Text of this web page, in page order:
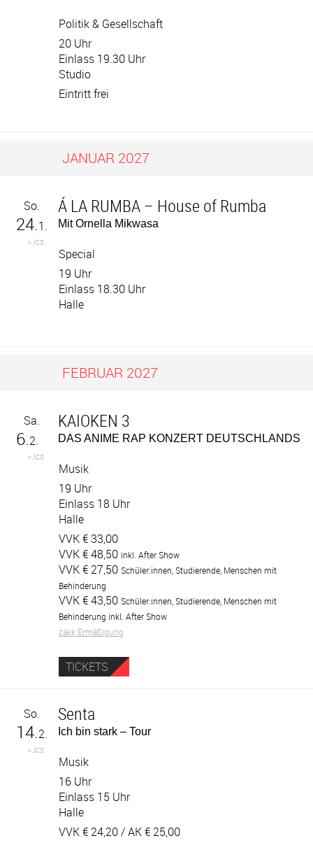
Politik & Gesellschaft
20 Uhr
Einlass 19.30 Uhr
Studio
Eintritt frei
JANUAR 2027
So.
24.1.
>.ics
Á LA RUMBA – House of Rumba
Mit Ornella Mikwasa
Special
19 Uhr
Einlass 18.30 Uhr
Halle
FEBRUAR 2027
Sa.
6.2.
>.ics
KAIOKEN 3
DAS ANIME RAP KONZERT DEUTSCHLANDS
Musik
19 Uhr
Einlass 18 Uhr
Halle
VVK € 33,00
VVK €48,50 inkl. After Show
VVK € 27,50 Schüler:innen, Studierende, Menschen mit
Behinderung
VVK €43,50 Schüler:innen, Studierende, Menschen mit
Behinderung inkl. After Show
zakk Ermäßigung
TICKETS
So.
14.2.
>.ics
Senta
Ich bin stark – Tour
Musik
16 Uhr
Einlass 15 Uhr
Halle
VVK € 24,20/ AK € 25,00